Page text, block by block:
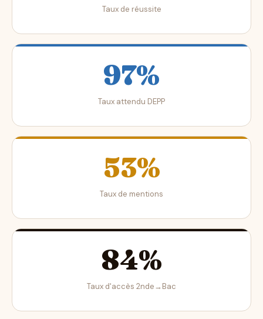
Taux de réussite
97%
Taux attendu DEPP
53%
Taux de mentions
84%
Taux d'accès 2nde→Bac